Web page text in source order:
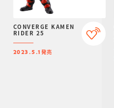
CONVERGE KAMEN
RIDER 25
2023.5.1 発売